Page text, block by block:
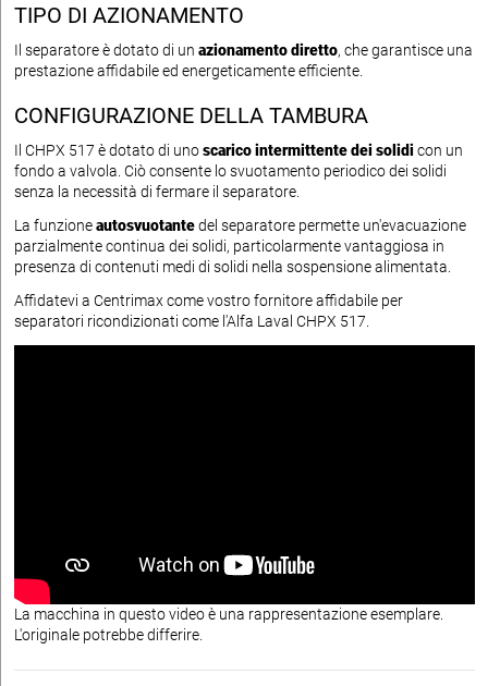
TIPO DI AZIONAMENTO
Il separatore è dotato di un azionamento diretto, che garantisce una
prestazione affidabile ed energeticamente efficiente.
CONFIGURAZIONE DELLA TAMBURA
Il CHPX 517 è dotato di unoscarico intermittente dei solidi con un
fondo a valvola. Ciò consente lo svuotamento periodico dei solidi
senza la necessità di fermare il separatore.
La funzioneautosvuotantedel separatore permette un'evacuazione
parzialmente continua dei solidi, particolarmente vantaggiosa in
presenza di contenuti medi di solidi nella sospensione alimentata.
Affidatevi a Centrimax come vostro fornitore affidabile per
separatori ricondizionati come l'Alfa Laval CHPX 517.
La macchina in questo video è una rappresentazione esemplare.
L'originale potrebbe differire.